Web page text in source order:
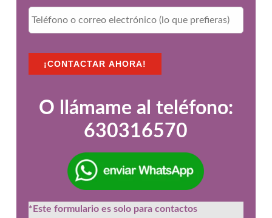
e
T
e
l
f
l
e
¡CONTACTAR AHORA!
O llámame al teléfono:
630316570
*Este formulario es solo para contactos